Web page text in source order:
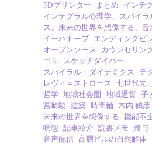
3Dプリンター まとめ インテ
インテグラル心理学、スパイラ
ス、未来の世界を想像する、音
イーハトーブ エンディングビ
オープンソース
カウンセリン
ゴミ
スケッチダイバー
スパイラル・ダイナミクス
テ
レヴィ＝ストロース 七世代先
哲学 地域社会圏 地域通貨 子
宮崎駿 建築 時間軸 木内 鶴彦
未来の世界を想像する 機能不
瞑想 記事紹介 読書メモ 贈与
音声配信 高層ビルの自然解体